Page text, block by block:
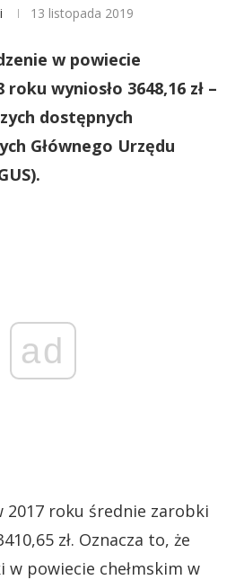
13 listopada 2019
w powiecie
roku wyniosło 3648,16 zł –
dostępnych
Głównego Urzędu
ad
2017 roku średnie zarobki
zł. Oznacza to, że
powiecie chełmskim w